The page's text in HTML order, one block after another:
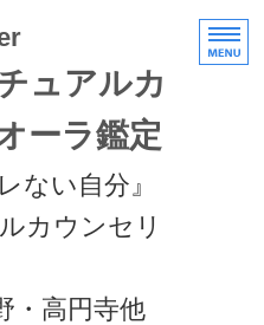
ュアルカ
ーラ鑑定
ない自分』
カウンセリ
・高円寺他